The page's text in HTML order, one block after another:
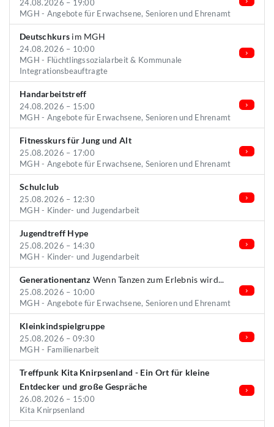
24.08.2026 – 19:00
MGH - Angebote für Erwachsene, Senioren und Ehrenamt
Deutschkurs im MGH
24.08.2026 – 10:00
MGH - Flüchtlingssozialarbeit & Kommunale
Integrationsbeauftragte
Handarbeitstreff
24.08.2026 – 15:00
MGH - Angebote für Erwachsene, Senioren und Ehrenamt
Fitnesskurs für Jung und Alt
25.08.2026 – 17:00
MGH - Angebote für Erwachsene, Senioren und Ehrenamt
Schulclub
25.08.2026 – 12:30
MGH - Kinder- und Jugendarbeit
Jugendtreff Hype
25.08.2026 – 14:30
MGH - Kinder- und Jugendarbeit
Generationentanz Wenn Tanzen zum Erlebnis wird...
25.08.2026 – 10:00
MGH - Angebote für Erwachsene, Senioren und Ehrenamt
Kleinkindspielgruppe
25.08.2026 – 09:30
MGH - Familienarbeit
Treffpunk Kita Knirpsenland - Ein Ort für kleine
Entdecker und große Gespräche
26.08.2026 – 15:00
Kita Knirpsenland